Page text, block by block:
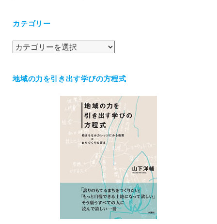
イ
カテゴリー
カ
リ
地域の力を引き出す学びの方程式